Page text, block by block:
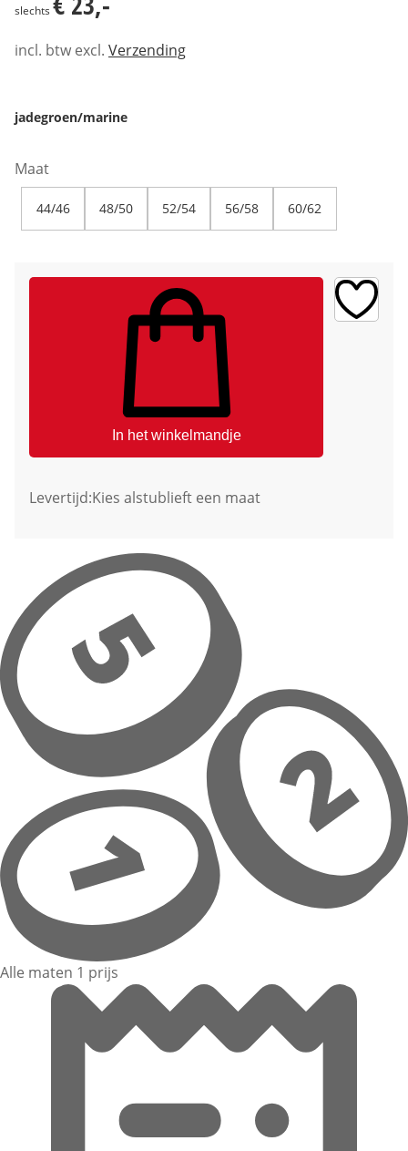
slechts
incl. btw excl. Verzending
jadegroen/marine
Maat
44/46 48/50 52/54 56/58 60/62
In het winkelmandje
Levertijd:Kies alstublieft een maat
Alle maten 1 prijs